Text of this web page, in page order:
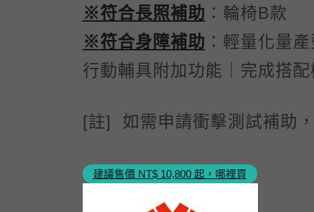
※符合長照補助 ：輪椅B款
※符合身障補助 ：輕量化量
行動輔具附加功能｜完成搭
[註] 如需申請衝擊測試補助
建議售價 NT$ 10,800 起，哪裡買